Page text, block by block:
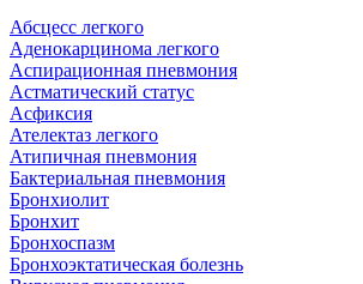
Абсцесс легкого
Аденокарцинома легкого
Аспирационная пневмония
Астматический статус
Асфиксия
Ателектаз легкого
Атипичная пневмония
Бактериальная пневмония
Бронхиолит
Бронхит
Бронхоспазм
Бронхоэктатическая болезнь